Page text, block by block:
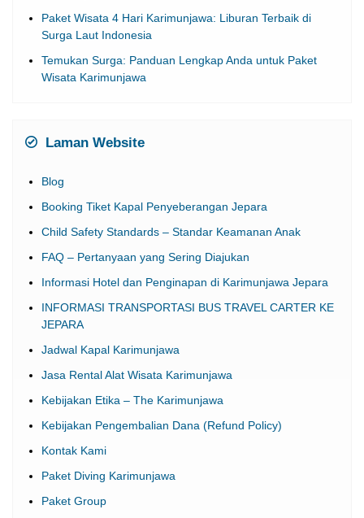
Paket Wisata 4 Hari Karimunjawa: Liburan Terbaik di
Surga Laut Indonesia
Temukan Surga: Panduan Lengkap Anda untuk Paket
Wisata Karimunjawa
Laman Website
Blog
Booking Tiket Kapal Penyeberangan Jepara
Child Safety Standards – Standar Keamanan Anak
FAQ – Pertanyaan yang Sering Diajukan
Informasi Hotel dan Penginapan di Karimunjawa Jepara
INFORMASI TRANSPORTASI BUS TRAVEL CARTER KE
JEPARA
Jadwal Kapal Karimunjawa
Jasa Rental Alat Wisata Karimunjawa
Kebijakan Etika – The Karimunjawa
Kebijakan Pengembalian Dana (Refund Policy)
Kontak Kami
Paket Diving Karimunjawa
Paket Group